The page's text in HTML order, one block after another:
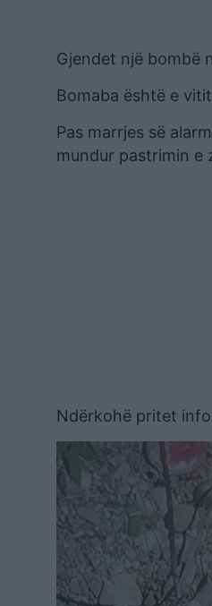
Gjendet një bombë
Bomaba është e
Pas marrjes së
mundur pastrimin e
Ndërkohë pritet